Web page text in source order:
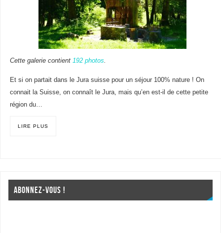
Cette galerie contient 192 photos.
Et si on partait dans le Jura suisse pour un séjour 100% nature ! On
connait la Suisse, on connaît le Jura, mais qu’en est-il de cette petite
région du…
LIRE PLUS
ABONNEZ-VOUS !